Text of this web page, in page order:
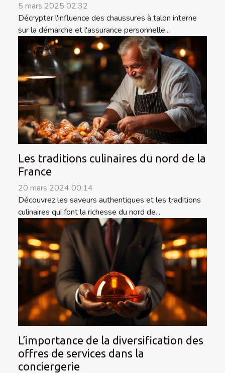
5 mars 2025 02:32
Décrypter l'influence des chaussures à talon interne
sur la démarche et l'assurance personnelle...
Les traditions culinaires du nord de la
France
20 mars 2024 00:14
Découvrez les saveurs authentiques et les traditions
culinaires qui font la richesse du nord de...
L’importance de la diversification des
offres de services dans la
conciergerie